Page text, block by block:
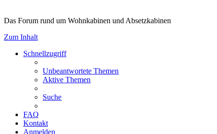
Das Forum rund um Wohnkabinen und Absetzkabinen
Zum Inhalt
Schnellzugriff
Unbeantwortete Themen
Aktive Themen
Suche
FAQ
Kontakt
Anmelden